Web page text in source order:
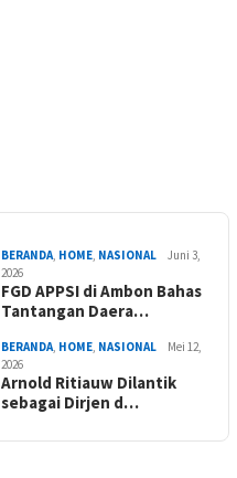
BERANDA, HOME, NASIONAL
Juni 3,
2026
FGD APPSI di Ambon Bahas
Tantangan Daera…
BERANDA, HOME, NASIONAL
Mei 12,
2026
Arnold Ritiauw Dilantik
sebagai Dirjen d…